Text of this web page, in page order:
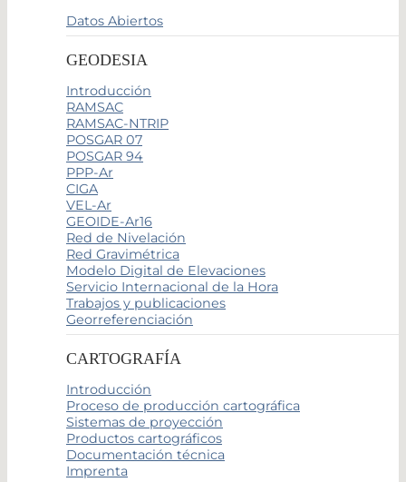
Datos Abiertos
GEODESIA
Introducción
RAMSAC
RAMSAC-NTRIP
POSGAR 07
POSGAR 94
PPP-Ar
CIGA
VEL-Ar
GEOIDE-Ar16
Red de Nivelación
Red Gravimétrica
Modelo Digital de Elevaciones
Servicio Internacional de la Hora
Trabajos y publicaciones
Georreferenciación
CARTOGRAFÍA
Introducción
Proceso de producción cartográfica
Sistemas de proyección
Productos cartográficos
Documentación técnica
Imprenta